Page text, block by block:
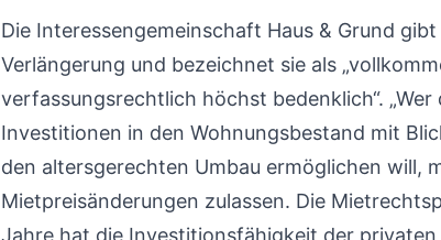
Die Interessengemeinschaft Haus & Grund
Verlängerung und bezeichnet sie als
verfassungsrechtlich höchst bedenklich“.
Investitionen in den Wohnungsbestand mit
den altersgerechten Umbau ermöglichen will,
Mietpreisänderungen zulassen. Die
Jahre hat die Investitionsfähigkeit der privaten